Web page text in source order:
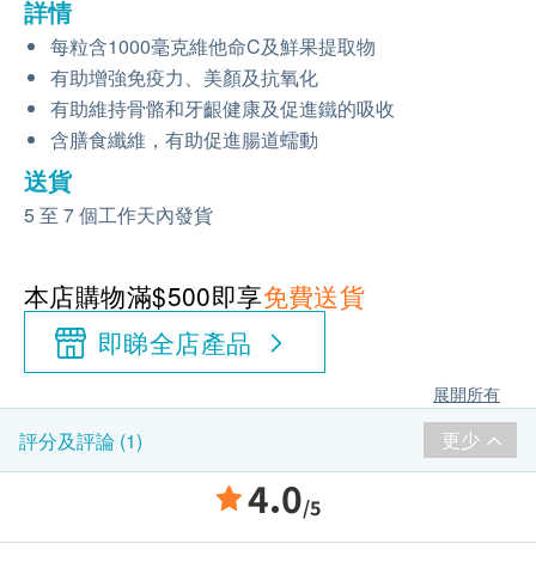
詳情
每粒含1000毫克維他命C及鮮果提取物
有助增強免疫力、美顏及抗氧化
有助維持骨骼和牙齦健康及促進鐵的吸收
含膳食纖維，有助促進腸道蠕動
送貨
5 至 7 個工作天內發貨
本店購物滿$500即享免費送貨
即睇全店產品
展開所有
評分及評論 (1) 更少
4.0/5